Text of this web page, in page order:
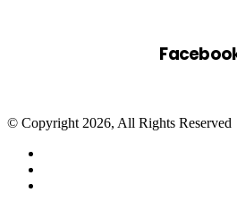
© Copyright 2026, All Rights Reserved